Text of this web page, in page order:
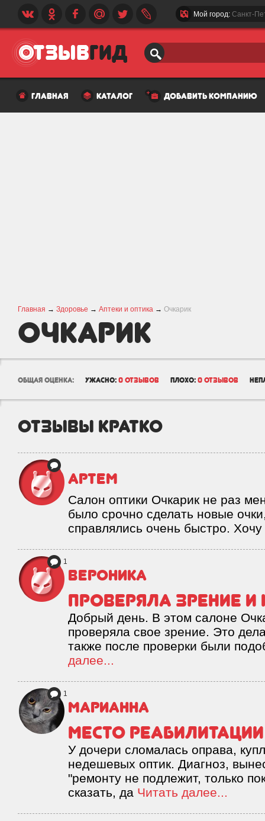
Мой город: Санкт-
главная каталог добавить компанию
Главная → Здоровье → Аптеки и оптика → Очкарик
Очкарик
общая оценка: ужасно: 0 отзывов плохо: 0 отзывов
отзывы кратко
Артем
Салон оптики Очкарик не раз
было срочно сделать новые
справлялись очень быстро.
1
Вероника
Проверяла зрение
Добрый день. В этом салоне
проверяла свое зрение. Это
также после проверки были
далее...
1
Марианна
Место
У дочери сломалась оправа,
недешевых оптик. Диагноз,
"ремонту не подлежит, только
сказать, да Читать далее...